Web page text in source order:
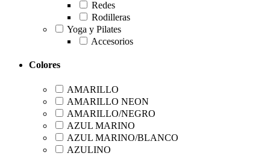
Redes
Rodilleras
Yoga y Pilates
Accesorios
Colores
AMARILLO
AMARILLO NEON
AMARILLO/NEGRO
AZUL MARINO
AZUL MARINO/BLANCO
AZULINO